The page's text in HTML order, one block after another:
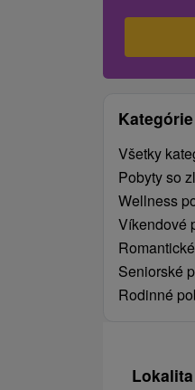
Kategórie
Všetky
Pobyty so
Wellness
Víkendové
Seniorské
Rodinné
Lokalita